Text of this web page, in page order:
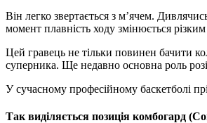
Він легко звертається з м’ячем.
момент плавність ходу змінюється
Цей гравець не тільки повинен бачити
суперника. Ще недавно основна роль
У сучасному професійному баскетболі
Так виділяється позиція комбогард